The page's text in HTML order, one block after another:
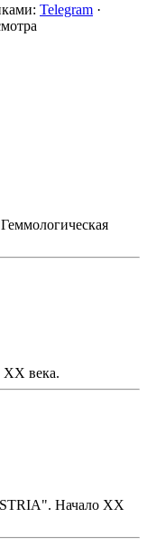
Telegram ·
ХХ века.
Начало ХХ